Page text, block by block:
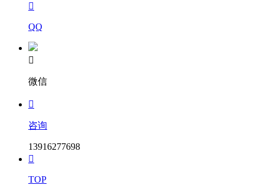

QQ

微信

咨询
13916277698

TOP